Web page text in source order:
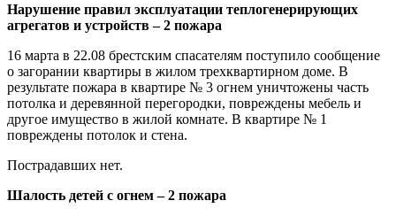
Нарушение правил эксплуатации теплогенерирующих
агрегатов и устройств – 2 пожара
16 марта в 22.08 брестским спасателям поступило сообщение
о загорании квартиры в жилом трехквартирном доме. В
результате пожара в квартире № 3 огнем уничтожены часть
потолка и деревянной перегородки, повреждены мебель и
другое имущество в жилой комнате. В квартире № 1
повреждены потолок и стена.
Пострадавших нет.
Шалость детей с огнем – 2 пожара